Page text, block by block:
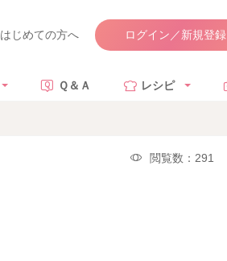
はじめての方へ ログイン／新規登録
Ｑ＆Ａ レシピ
閲覧数：291